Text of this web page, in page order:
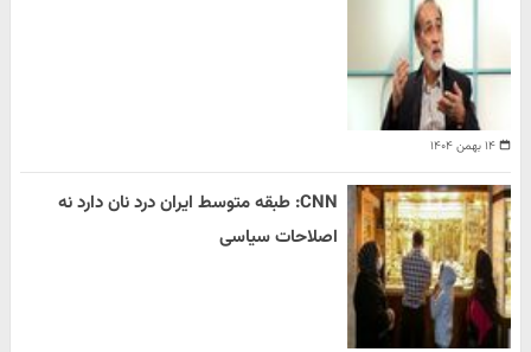
۱۴ بهمن ۱۴۰۴
CNN: طبقه متوسط ایران درد نان دارد نه
اصلاحات سیاسی